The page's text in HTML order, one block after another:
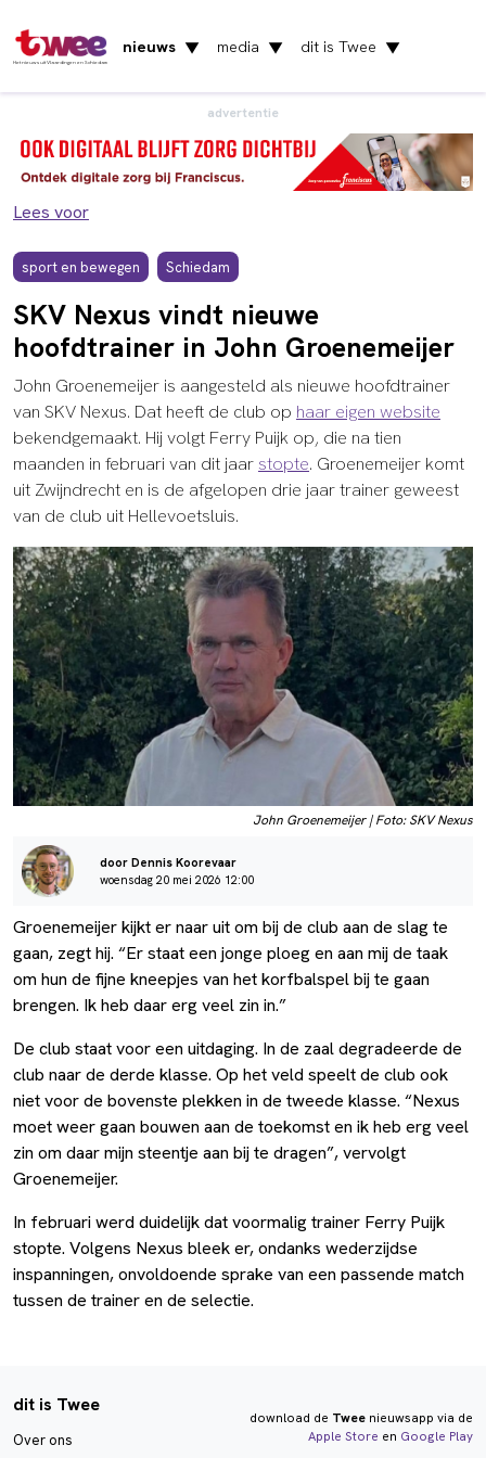
Het nieuws uit Vlaardingen en Schiedam
nieuws ▼ media ▼ dit is Twee ▼
advertentie
Lees voor
sport en bewegen Schiedam
SKV Nexus vindt nieuwe
hoofdtrainer in John Groenemeijer
John Groenemeijer is aangesteld als nieuwe hoofdtrainer
van SKV Nexus. Dat heeft de club op haar eigen website
bekendgemaakt. Hij volgt Ferry Puijk op, die na tien
maanden in februari van dit jaar stopte. Groenemeijer komt
uit Zwijndrecht en is de afgelopen drie jaar trainer geweest
van de club uit Hellevoetsluis.
John Groenemeijer | Foto: SKV Nexus
door Dennis Koorevaar
woensdag 20 mei 2026 12:00
Groenemeijer kijkt er naar uit om bij de club aan de slag te
gaan, zegt hij. “Er staat een jonge ploeg en aan mij de taak
om hun de fijne kneepjes van het korfbalspel bij te gaan
brengen. Ik heb daar erg veel zin in.”
De club staat voor een uitdaging. In de zaal degradeerde de
club naar de derde klasse. Op het veld speelt de club ook
niet voor de bovenste plekken in de tweede klasse. “Nexus
moet weer gaan bouwen aan de toekomst en ik heb erg veel
zin om daar mijn steentje aan bij te dragen”, vervolgt
Groenemeijer.
In februari werd duidelijk dat voormalig trainer Ferry Puijk
stopte. Volgens Nexus bleek er, ondanks wederzijdse
inspanningen, onvoldoende sprake van een passende match
tussen de trainer en de selectie.
dit is Twee
Over ons
download de Tweenieuwsapp via de
Apple Store en Google Play